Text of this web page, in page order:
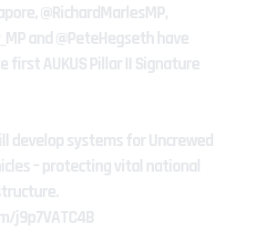
@RichardMarlesMP,
and@PeteHegsethhave
first AUKUS Pillar II Signature
develop systems for Uncrewed
– protecting vital national
j9p7VATC4B